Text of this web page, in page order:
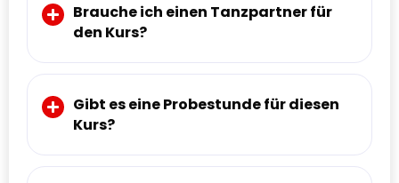
Brauche ich einen Tanzpartner für
den Kurs?
Gibt es eine Probestunde für diesen
Kurs?